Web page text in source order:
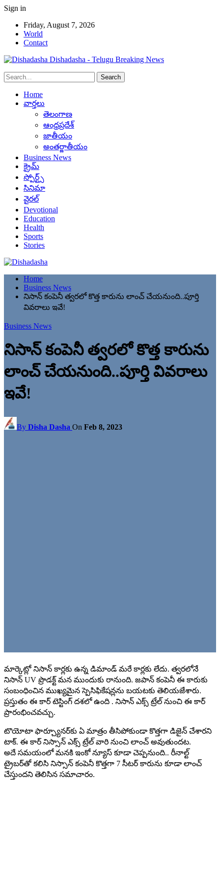
Sign in
Friday, August 7, 2026
World
Contact
Dishadasha - Telugu Breaking News
Home
వార్తలు
తెలంగాణ
ఆంధ్రప్రదేశ్
జాతీయం
అంతర్జాతీయం
Business News
క్రైమ్
స్పోర్ట్స్
సినిమా
వైరల్
Devotional
Education
Health
Sports
Stories
Home
Business News
నిసాన్ కంపెనీ త్వరలో కొత్త కారును లాంచ్ చేయనుంది..పూర్తి
వివరాలు ఇవే!
Business News
నిసాన్ కంపెనీ త్వరలో కొత్త కారును
లాంచ్ చేయనుంది..పూర్తి వివరాలు
ఇవే!
By Disha Dasha On Feb 8, 2023
మార్కెట్లో నిసాన్ కార్లకు ఉన్న డిమాండ్ మరే కార్లకు లేదు. త్వరలోనే
నిసాన్ UV ప్రొడక్ట్ మన ముందుకు రానుంది. జపాన్ కంపెనీ ఈ కారుకు
సంబంధించిన ముఖ్యమైన స్పెసిఫికేషన్లను బయటకు తెలియజేశారు.
ప్రస్తుతం ఈ కార్ టెస్టింగ్ దశలో ఉంది . నిసాన్ ఎక్స్ ట్రేల్ నుంచి ఈ కార్
ప్రారంభించవచ్చు.
టొయోటా ఫార్చ్యూనర్‌కు ఏ మాత్రం తీసిపోకుండా కొత్తగా డిజైన్ చేశారని
టాక్. ఈ కార్ నిస్సాన్ ఎక్స్ ట్రేల్ వారి నుంచి లాంచ్ అవుతుందట.
అదే సమయంలో మనకి ఇంకో న్యూస్ కూడా చెప్పనుంది.. రీనాల్ట్
ట్రైబర్‌తో కలిసి నిస్సాన్ కంపెనీ కొత్తగా 7 సీటర్ కారును కూడా లాంచ్
చేస్తుందని తెలిసిన సమాచారం.